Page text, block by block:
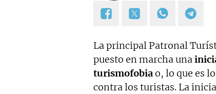
La principal Patronal
puesto en marcha una
turismofobiao, lo que es
contra los turistas. La